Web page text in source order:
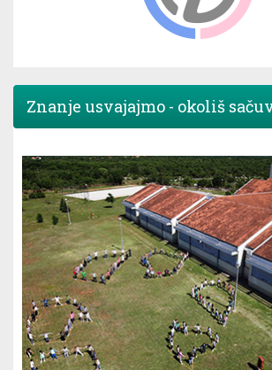
Znanje usvajajmo - okoliš